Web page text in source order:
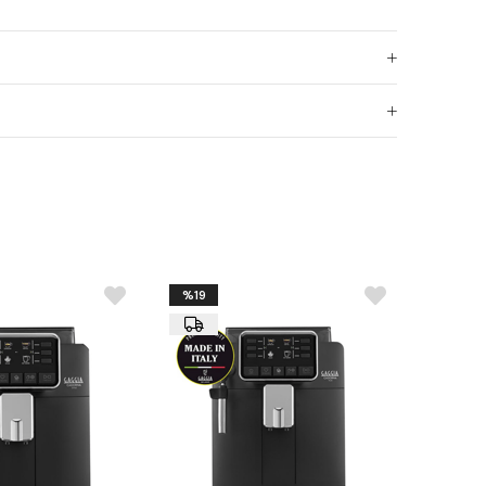
Daha fazla süt bazlı içecek hazırlamak
seçenek.
(Opsiyonel): Kahve telvesi tahliyesini kolaylaştırır.
%19